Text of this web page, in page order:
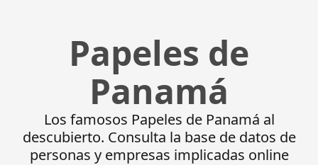
Papeles de
Panamá
Los famosos Papeles de Panamá al
descubierto. Consulta la base de datos de
personas y empresas implicadas online